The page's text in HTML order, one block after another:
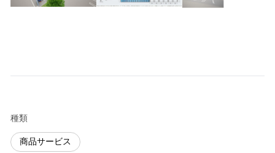
種類
商品サービス